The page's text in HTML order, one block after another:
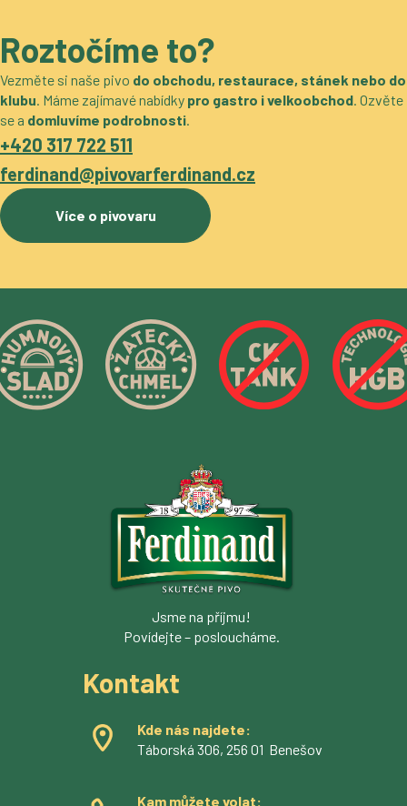
Roztočíme to?
Vezměte si naše pivo do obchodu, restaurace, stánek nebo do
klubu. Máme zajímavé nabídky pro gastro i velkoobchod. Ozvěte
se a domluvíme podrobnosti.
+420 317 722 511
ferdinand@pivovarferdinand.cz
Více o pivovaru
Jsme na příjmu!
Povídejte – posloucháme.
Kontakt
Kde nás najdete:
Táborská 306, 256 01 Benešov
Kam můžete volat: